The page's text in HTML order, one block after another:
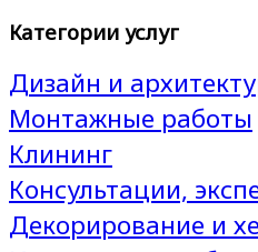
Категории услуг
Дизайн и
Монтажные работы
Клининг
Консультации,
Декорирование и